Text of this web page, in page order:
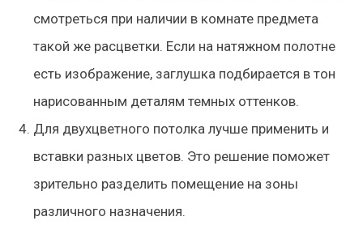
смотреться при наличии в комнате предмета
такой же расцветки. Если на натяжном полотне
есть изображение, заглушка подбирается в тон
нарисованным деталям темных оттенков.
Для двухцветного потолка лучше применить и
вставки разных цветов. Это решение поможет
зрительно разделить помещение на зоны
различного назначения.